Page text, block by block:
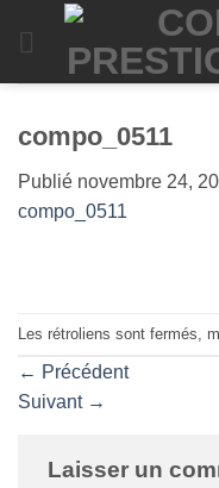
compo_0511
Publié novembre 24,
compo_0511
Les rétroliens sont fermés,
← Précédent
Suivant →
Laisser un